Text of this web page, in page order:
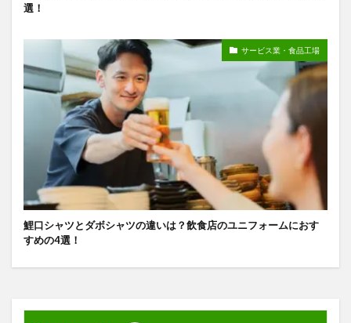
選！
サービス業・食品工場
鯉口シャツとダボシャツの違いは？飲食店のユニフォームにおす
すめの4選！